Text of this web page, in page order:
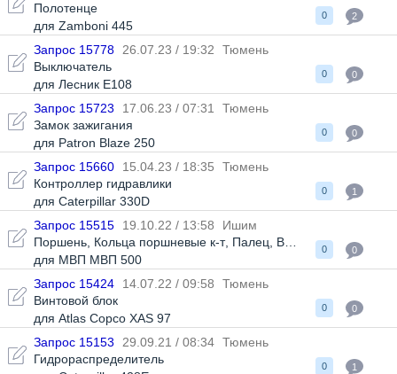
Полотенце
для Zamboni 445
0 2
Запрос 15778 26.07.23 / 19:32
Тюмень
Выключатель
для Лесник Е108
0 0
Запрос 15723 17.06.23 / 07:31
Тюмень
Замок зажигания
для Patron Blaze 250
0 0
Запрос 15660 15.04.23 / 18:35
Тюмень
Контроллер гидравлики
для Caterpillar 330D
0 1
Запрос 15515 19.10.22 / 13:58
Ишим
Поршень Кольца поршневые к-т, Палец
Втулка
для МВП МВП 500
0 0
Запрос 15424 14.07.22 / 09:58
Тюмень
Винтовой блок
для Atlas Copco XAS 97
0 0
Запрос 15153 29.09.21 / 08:34 Тюмень
Гидрораспределитель
0 1